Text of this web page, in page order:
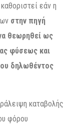
εάν η
στην πηγή
θεωρηθεί ως
φύσεως και
δηλωθέντος
καταβολής
φόρου